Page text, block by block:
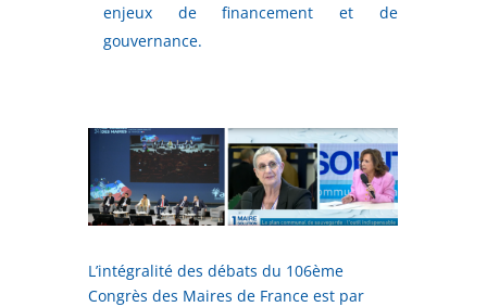
enjeux de financement et de
gouvernance.
L’intégralité des débats du 106ème
Congrès des Maires de France est par